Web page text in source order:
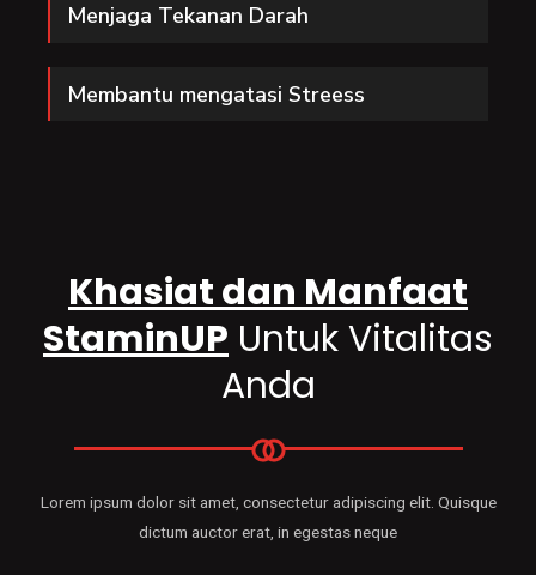
Menjaga Tekanan Darah
Membantu mengatasi Streess
Khasiat dan Manfaat
StaminUP Untuk Vitalitas
Anda
Lorem ipsum dolor sit amet, consectetur adipiscing elit. Quisque
dictum auctor erat, in egestas neque